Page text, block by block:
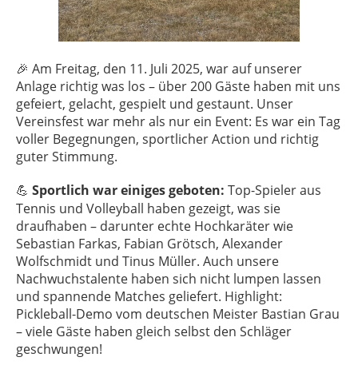
🎉 Am Freitag, den 11. Juli 2025, war auf unserer
Anlage richtig was los – über 200 Gäste haben mit uns
gefeiert, gelacht, gespielt und gestaunt. Unser
Vereinsfest war mehr als nur ein Event: Es war ein Tag
voller Begegnungen, sportlicher Action und richtig
guter Stimmung.
💪 Sportlich war einiges geboten: Top-Spieler aus
Tennis und Volleyball haben gezeigt, was sie
draufhaben – darunter echte Hochkaräter wie
Sebastian Farkas, Fabian Grötsch, Alexander
Wolfschmidt und Tinus Müller. Auch unsere
Nachwuchstalente haben sich nicht lumpen lassen
und spannende Matches geliefert. Highlight:
Pickleball-Demo vom deutschen Meister Bastian Grau
– viele Gäste haben gleich selbst den Schläger
geschwungen!